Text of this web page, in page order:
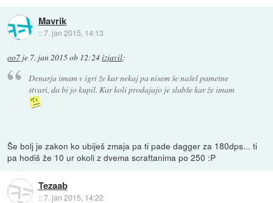
Mavrik
::7. jan 2015, 14:13
oo7 je 7. jan 2015 ob 12:24izjavil:
Denarja imam v igri že kar nekaj pa nisem še našel pametne
stvari, da bi jo kupil. Kar koli prodajajo je slabše kar že imam
Še bolj je zakon ko ubiješ zmaja pa ti pade dagger za 180dps... ti
pa hodiš že 10 ur okoli z dvema scraftanima po 250 :P
Tezaab
::7. jan 2015, 14:22